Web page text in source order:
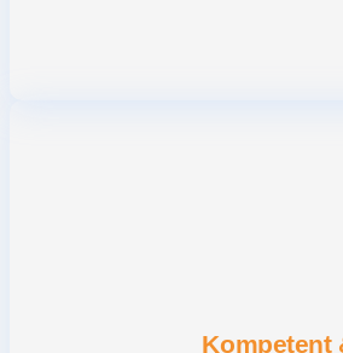
Kompetent